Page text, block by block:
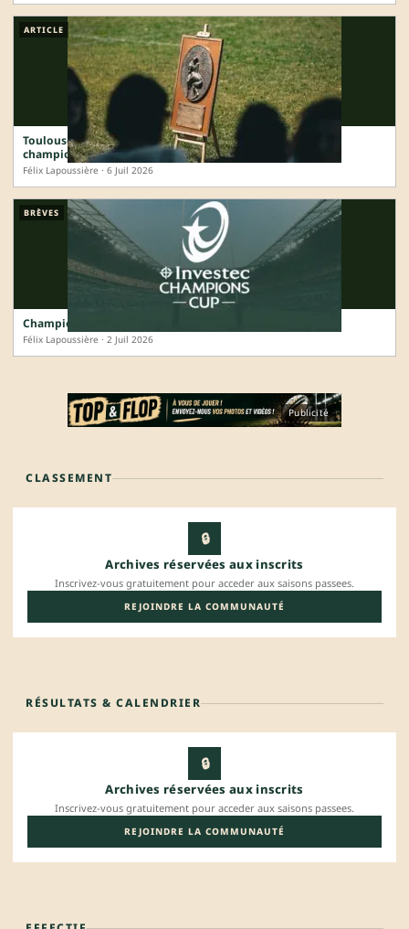
ARTICLE
Toulouse, Vannes, Bastia : la carte de France complète des
champions 2025-2026
Félix Lapoussière · 6 Juil 2026
BRÈVES
Champions Cup 2026-2027 : le tirage des clubs français
Félix Lapoussière · 2 Juil 2026
Publicité
CLASSEMENT
🔒
Archives réservées aux inscrits
Inscrivez-vous gratuitement pour acceder aux saisons passees.
REJOINDRE LA COMMUNAUTÉ
RÉSULTATS & CALENDRIER
🔒
Archives réservées aux inscrits
Inscrivez-vous gratuitement pour acceder aux saisons passees.
REJOINDRE LA COMMUNAUTÉ